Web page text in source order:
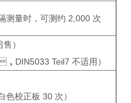
量时，可测约 2,000 次
）
DIN5033 Teil7 不适用）
色校正板 30 次）